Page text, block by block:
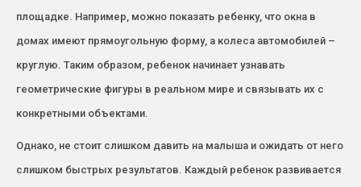
площадке. Например, можно показать ребенку, что окна в
домах имеют прямоугольную форму, а колеса автомобилей –
круглую. Таким образом, ребенок начинает узнавать
геометрические фигуры в реальном мире и связывать их с
конкретными объектами.
Однако, не стоит слишком давить на малыша и ожидать от него
слишком быстрых результатов. Каждый ребенок развивается